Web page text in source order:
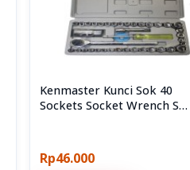
Kenmaster Kunci Sok 40
Sockets Socket Wrench Set
Rp46.000